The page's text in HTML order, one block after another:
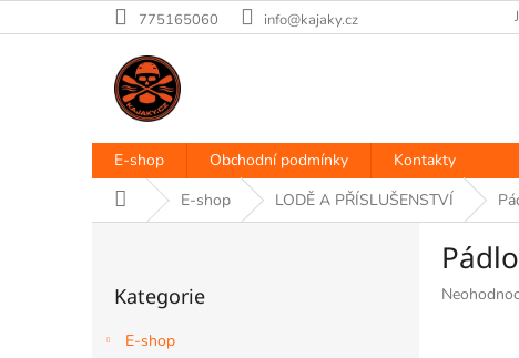
na
775165060 info@kajaky.cz
E-shop Obchodní podmínky
Kontakty
Domů E-shop LODĚ A PŘÍSLUŠENSTVÍ
kategorie
Kategorie
E-shop
Průměrné